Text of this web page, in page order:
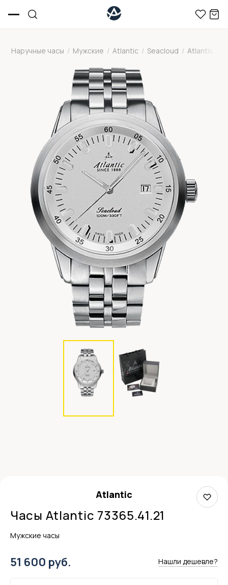
Наручные часы / Мужские / Atlantic / Seacloud / Atlantic
Atlantic
Часы Atlantic 73365.41.21
Мужские часы
51 600 руб. Нашли дешевле?